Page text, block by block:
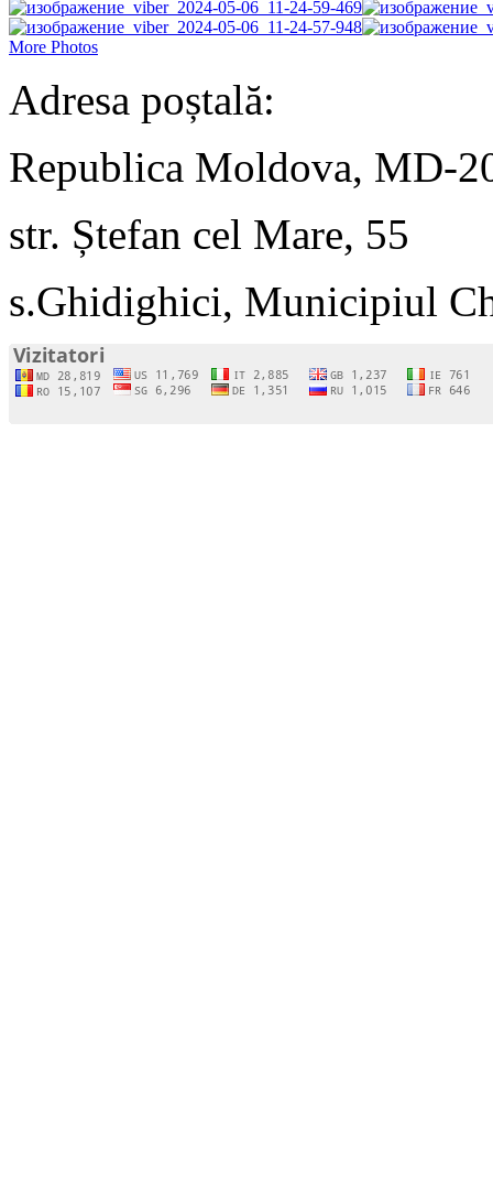
More Photos
Adresa poștală:
Republica Moldova, MD-
str. Ștefan cel Mare, 55
s.Ghidighici, Municipiul